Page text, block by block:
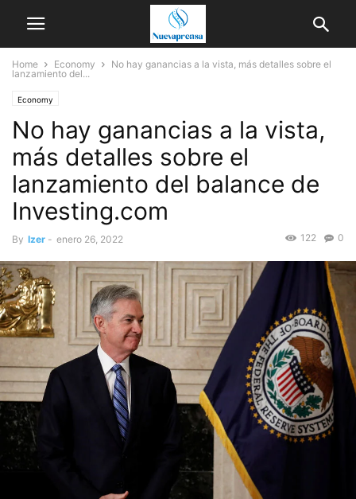
Home Economy
No hay ganancias a la vista, más detalles sobre el
lanzamiento del...
Economy
No hay ganancias a la vista,
más detalles sobre el
lanzamiento del balance de
Investing.com
By Izer - enero 26, 2022 0
122